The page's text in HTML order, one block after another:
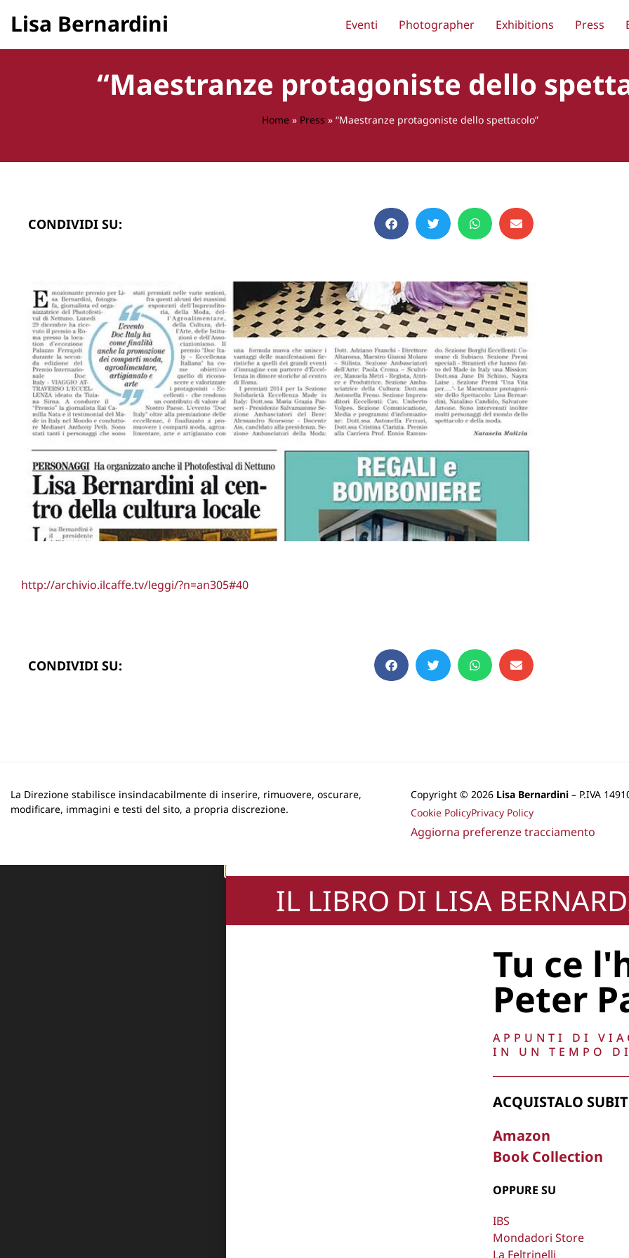
Lisa Bernardini Eventi Photographer Exhibitions Press
“Maestranze protagoniste dello
Home » Press » “Maestranze protagoniste dello spettacolo”
CONDIVIDI SU:
http://archivio.ilcaffe.tv/leggi/?n=an305#40
CONDIVIDI SU:
La Direzione stabilisce insindacabilmente di inserire, rimuovere, oscurare,
modificare, immagini e testi del sito, a propria discrezione.
Copyright © 2026 Lisa Bernardini – P.IVA
Cookie PolicyPrivacy Policy
Aggiorna preferenze tracciamento
IL LIBRO DI LISA
Tu ce
Peter
APPUNTI DI
IN UN TEMPO
ACQUISTALO
Amazon
Book Collection
OPPURE SU
IBS
Mondadori Store
La Feltrinelli